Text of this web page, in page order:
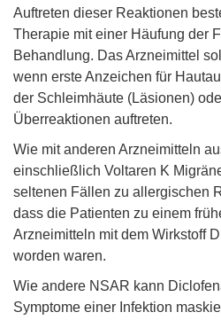
Auftreten dieser Reaktionen
Therapie mit einer Häufung der
Behandlung. Das Arzneimittel
wenn erste Anzeichen für
der Schleimhäute (Läsionen)
Überreaktionen auftreten.
Wie mit anderen Arzneimitteln
einschließlich Voltaren K
seltenen Fällen zu allergischen
dass die Patienten zu einem
Arzneimitteln mit dem Wirkstoff
worden waren.
Wie andere NSAR kann
Symptome einer Infektion